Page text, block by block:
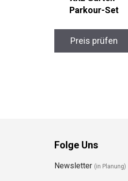
XXL Garten-
Parkour-Set